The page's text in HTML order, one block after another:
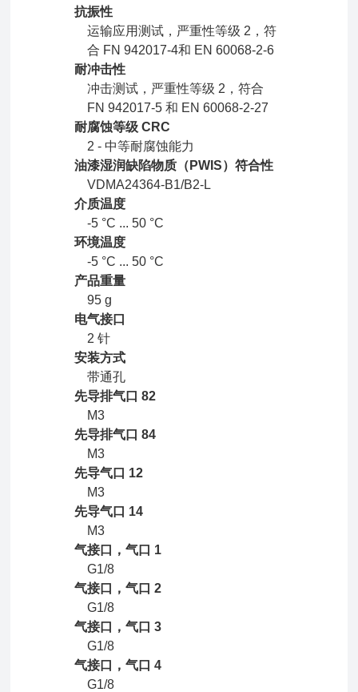
抗振性
运输应用测试，严重性等级 2，符
合 FN 942017-4和 EN 60068-2-6
耐冲击性
冲击测试，严重性等级 2，符合
FN 942017-5 和 EN 60068-2-27
耐腐蚀等级 CRC
2 - 中等耐腐蚀能力
油漆湿润缺陷物质（PWIS）符合性
VDMA24364-B1/B2-L
介质温度
-5 °C ... 50 °C
环境温度
-5 °C ... 50 °C
产品重量
95 g
电气接口
2 针
安装方式
带通孔
先导排气口 82
M3
先导排气口 84
M3
先导气口 12
M3
先导气口 14
M3
气接口，气口 1
G1/8
气接口，气口 2
G1/8
气接口，气口 3
G1/8
气接口，气口 4
G1/8